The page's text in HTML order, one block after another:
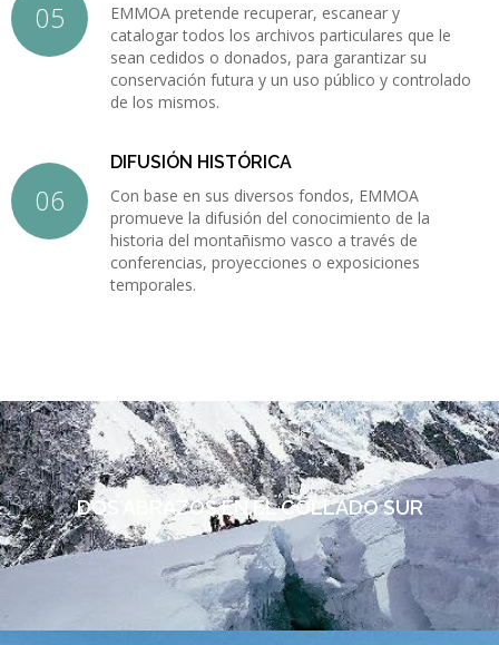
EMMOA pretende recuperar, escanear y
catalogar todos los archivos particulares que le
sean cedidos o donados, para garantizar su
conservación futura y un uso público y controlado
de los mismos.
DIFUSIÓN HISTÓRICA
Con base en sus diversos fondos, EMMOA
promueve la difusión del conocimiento de la
historia del montañismo vasco a través de
conferencias, proyecciones o exposiciones
temporales.
DOS ABRAZOS EN EL COLLADO SUR